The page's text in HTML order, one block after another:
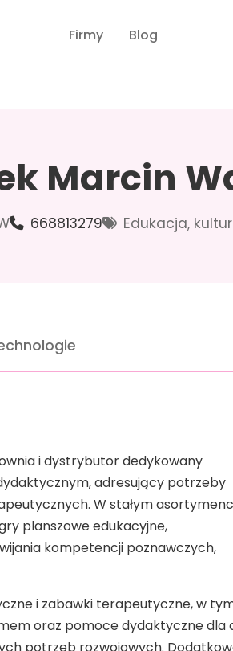
Firmy Blog
Marcin
668813279 Edukacja,
i dystrybutor dedykowany
adresujący potrzeby
W stałym
planszowe edukacyjne,
kompetencji poznawczych,
i zabawki terapeutyczne, w
oraz pomoce dydaktyczne dla